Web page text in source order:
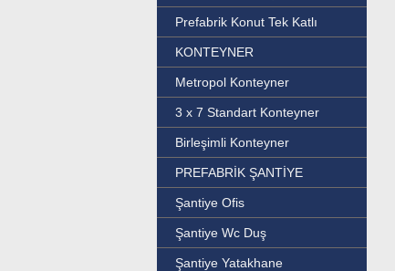
Prefabrik Konut Tek Katlı
KONTEYNER
Metropol Konteyner
3 x 7 Standart Konteyner
Birleşimli Konteyner
PREFABRİK ŞANTİYE
Şantiye Ofis
Şantiye Wc Duş
Şantiye Yatakhane